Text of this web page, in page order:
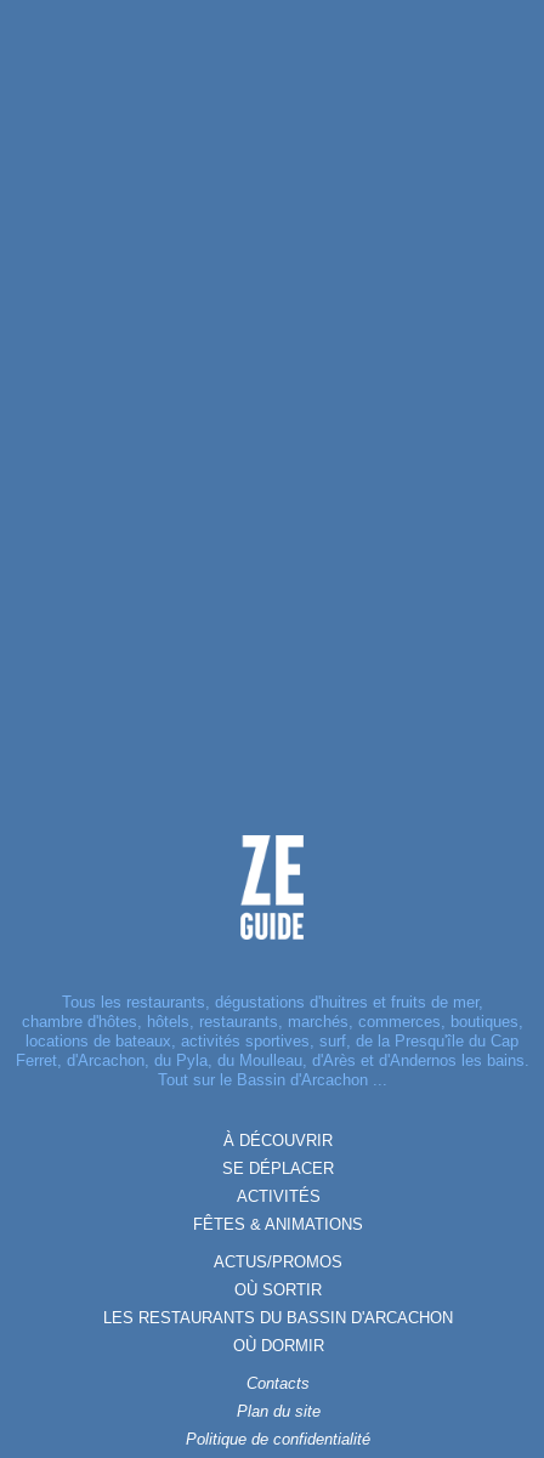
Tous les restaurants, dégustations d'huitres et fruits de mer,
chambre d'hôtes, hôtels, restaurants, marchés, commerces, boutiques,
locations de bateaux, activités sportives, surf, de la Presqu'île du Cap
Ferret, d'Arcachon, du Pyla, du Moulleau, d'Arès et d'Andernos les bains.
Tout sur le Bassin d'Arcachon ...
À DÉCOUVRIR
SE DÉPLACER
ACTIVITÉS
FÊTES & ANIMATIONS
ACTUS/PROMOS
OÙ SORTIR
LES RESTAURANTS DU BASSIN D'ARCACHON
OÙ DORMIR
Contacts
Plan du site
Politique de confidentialité